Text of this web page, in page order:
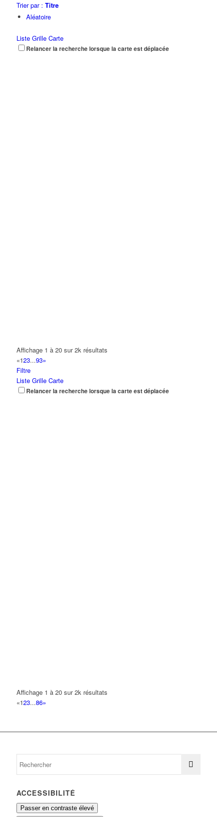
Trier par : Titre
Aléatoire
Liste Grille Carte
Relancer la recherche lorsque la carte est déplacée
Affichage 1 à 20 sur 2k résultats
«123...93»
Filtre
Liste Grille Carte
Relancer la recherche lorsque la carte est déplacée
Affichage 1 à 20 sur 2k résultats
«123...86»
ACCESSIBILITÉ
Passer en contraste élevé